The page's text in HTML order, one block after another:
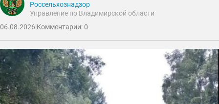
Россельхознадзор
Управление по Владимирской области
06.08.2026|Комментарии: 0